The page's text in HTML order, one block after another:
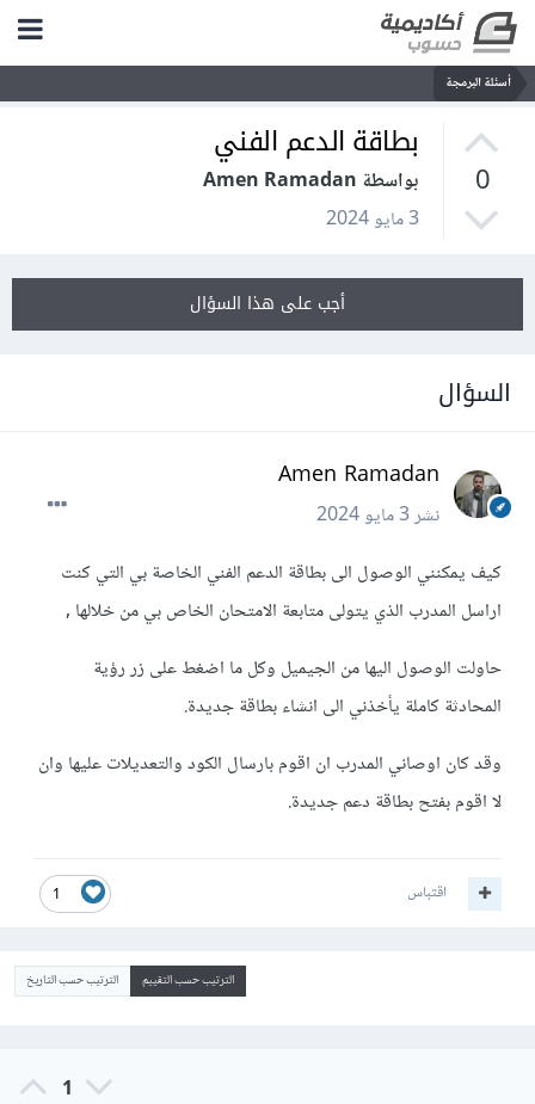
أسئلة البرمجة
0
بطاقة الدعم الفني
بواسطة Amen Ramadan
3 مايو 2024
أجب على هذا السؤال
السؤال
Amen Ramadan
نشر3 مايو 2024
كيف يمكنني الوصول الى بطاقة الدعم الفني الخاصة بي التي كنت
اراسل المدرب الذي يتولى متابعة الامتحان الخاص بي من خلالها ,
حاولت الوصول اليها من الجيميل وكل ما اضغط على زر رؤية
المحادثة كاملة يأخذني الى انشاء بطاقة جديدة.
وقد كان اوصاني المدرب ان اقوم بارسال الكود والتعديلات عليها وان
لا اقوم بفتح بطاقة دعم جديدة.
1 اقتباس
الترتيب حسب التقييم الترتيب حسب التاريخ
1